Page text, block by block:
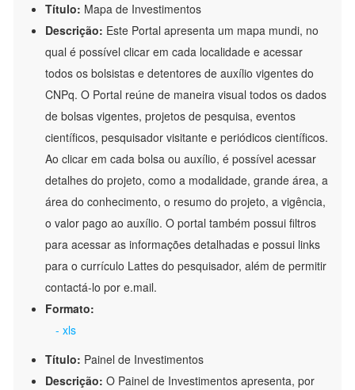
Título: Mapa de Investimentos
Descrição: Este Portal apresenta um mapa mundi, no
qual é possível clicar em cada localidade e acessar
todos os bolsistas e detentores de auxílio vigentes do
CNPq. O Portal reúne de maneira visual todos os dados
de bolsas vigentes, projetos de pesquisa, eventos
científicos, pesquisador visitante e periódicos científicos.
Ao clicar em cada bolsa ou auxílio, é possível acessar
detalhes do projeto, como a modalidade, grande área, a
área do conhecimento, o resumo do projeto, a vigência,
o valor pago ao auxílio. O portal também possui filtros
para acessar as informações detalhadas e possui links
para o currículo Lattes do pesquisador, além de permitir
contactá-lo por e.mail.
Formato:
- xls
Título: Painel de Investimentos
Descrição: O Painel de Investimentos apresenta, por